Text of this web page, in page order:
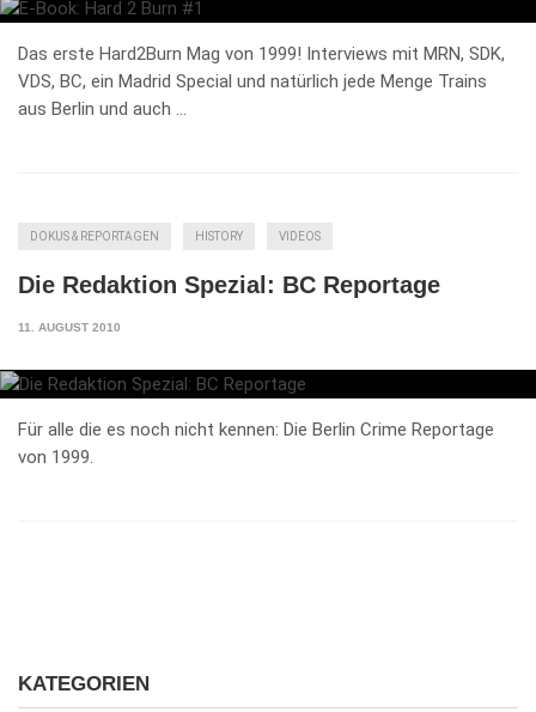
Das erste Hard2Burn Mag von 1999! Interviews mit MRN, SDK,
VDS, BC, ein Madrid Special und natürlich jede Menge Trains
aus Berlin und auch …
DOKUS & REPORTAGEN HISTORY VIDEOS
Die Redaktion Spezial: BC Reportage
11. AUGUST 2010
Für alle die es noch nicht kennen: Die Berlin Crime Reportage
von 1999.
KATEGORIEN